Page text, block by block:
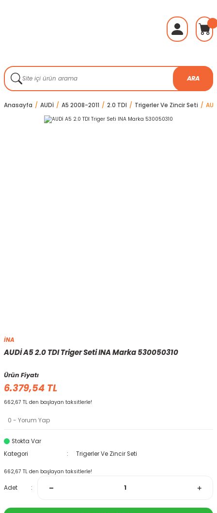
ARA
Anasayfa AUDİ A5 2008-2011 2.0 TDI Trigerler Ve Zincir Seti
İNA
AUDİ A5 2.0 TDI Triger Seti INA Marka 530050310
Ürün Fiyatı
6.379,54 TL
662,67 TL den başlayan taksitlerle!
0 - Yorum Yap
Stokta Var
Kategori
Trigerler Ve Zincir Seti
662,67 TL den başlayan taksitlerle!
Adet